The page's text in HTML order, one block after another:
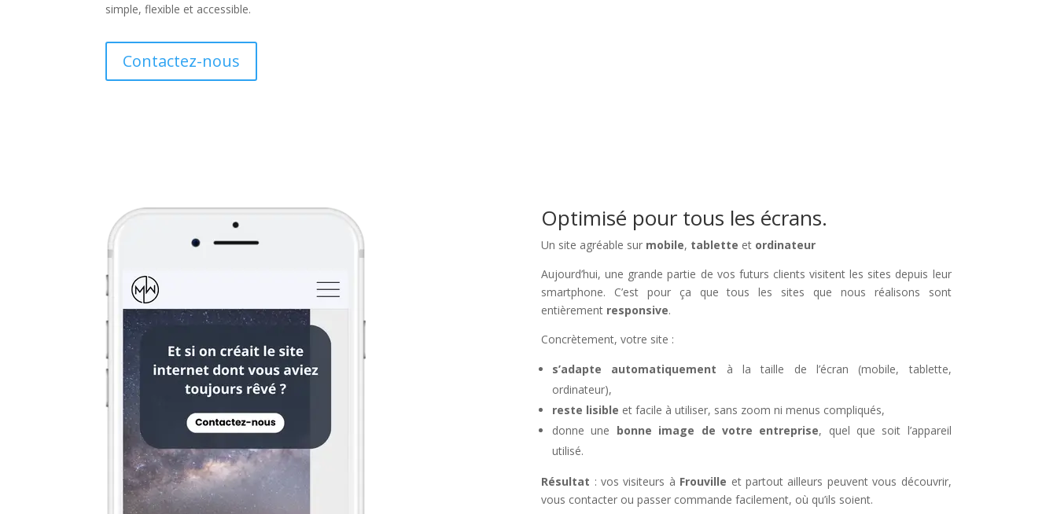
simple, flexible et accessible.
Contactez-nous
Optimisé pour tous les écrans.
Un site agréable sur mobile, tablette et ordinateur
Aujourd’hui, une grande partie de vos futurs clients visitent les sites depuis leur
smartphone. C’est pour ça que tous les sites que nous réalisons sont
entièrement responsive.
Concrètement, votre site :
s’adapte automatiquement à la taille de l’écran (mobile, tablette,
ordinateur),
reste lisible et facile à utiliser, sans zoom ni menus compliqués,
donne une bonne image de votre entreprise, quel que soit l’appareil
utilisé.
Résultat : vos visiteurs à Frouville et partout ailleurs peuvent vous découvrir,
vous contacter ou passer commande facilement, où qu’ils soient.